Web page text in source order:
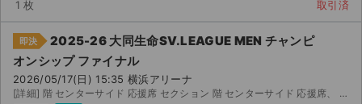
1 枚 取引済
即決
2025-26 大同生命SV.LEAGUE MEN チャンピ
オンシップ ファイナル
2026/05/17(日) 15:35 横浜アリーナ
[詳細] 階 センターサイド 応援席 セクション 階 センターサイド 応援席、 コー...